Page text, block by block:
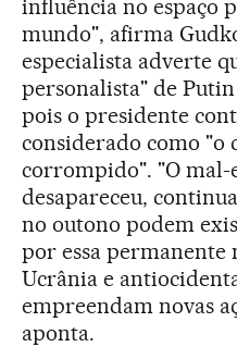
influência no espaço
mundo", afirma
especialista adverte
personalista" de
pois o presidente
considerado como "o
corrompido". "O mal-
desapareceu,
no outono podem
por essa
Ucrânia e
empreendam novas
aponta.